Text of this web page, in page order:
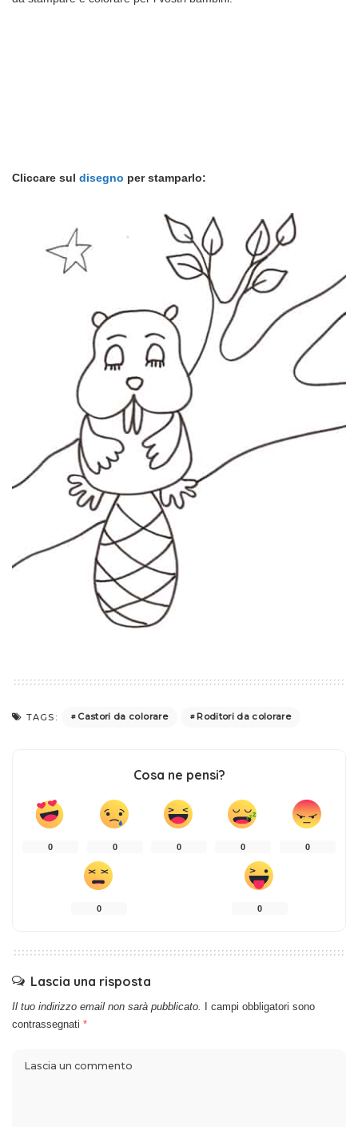
Cliccare sul disegno per stamparlo:
TAGS: Castori da colorare Roditori da colorare
Cosa ne pensi?
0 0 0 0 0
0 0
Lascia una risposta
Il tuo indirizzo email non sarà pubblicato. I campi obbligatori sono
contrassegnati *